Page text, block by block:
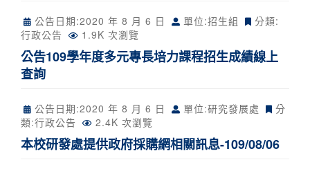
公告日期:2020 年 8 月 6 日 單位:招生組
分類:
行政公告
1.9K 次瀏覽
公告109學年度多元專長培力課程招生成績線上
查詢
公告日期:2020 年 8 月 6 日 單位:研究發展處
分
類:行政公告 2.4K 次瀏覽
本校研發處提供政府採購網相關訊息-109/08/06